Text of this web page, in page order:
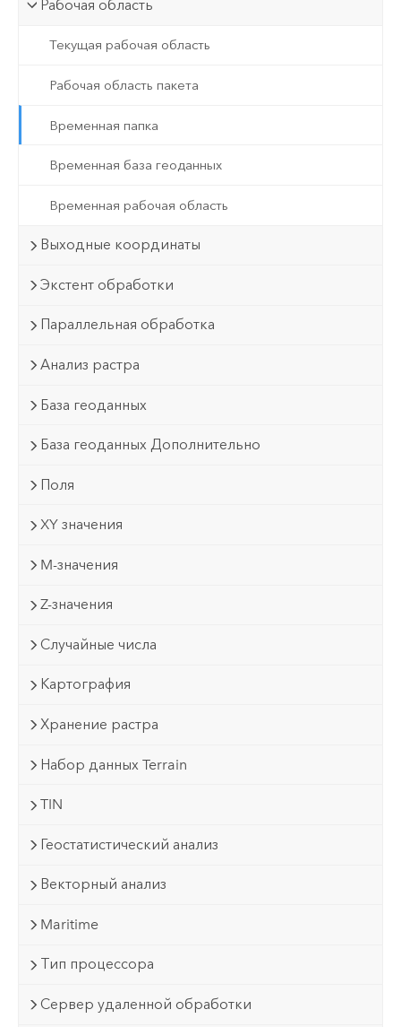
Рабочая область
Текущая рабочая область
Рабочая область пакета
Временная папка
Временная база геоданных
Временная рабочая область
Выходные координаты
Экстент обработки
Параллельная обработка
Анализ растра
База геоданных
База геоданных Дополнительно
Поля
XY значения
M-значения
Z-значения
Случайные числа
Картография
Хранение растра
Набор данных Terrain
TIN
Геостатистический анализ
Векторный анализ
Maritime
Тип процессора
Сервер удаленной обработки